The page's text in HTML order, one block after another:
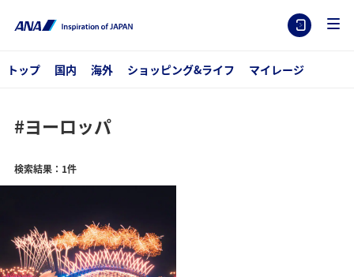
トップ 国内 海外 ショッピング&ライフ マイレージ
#ヨーロッパ
検索結果：1件